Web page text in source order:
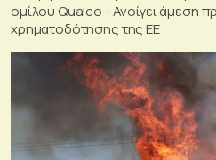
ομίλου Qualco - Ανοίγει άμεση
χρηματοδότησης της ΕΕ